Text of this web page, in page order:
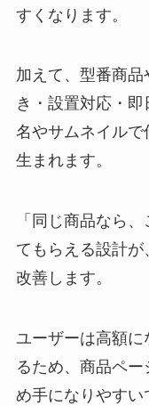
すくなります。
加えて、型番商
き・設置対応・
名やサムネイル
生まれます。
「同じ商品なら
てもらえる設計が
改善します。
ユーザーは高額
るため、商品ペ
め手になりやすい